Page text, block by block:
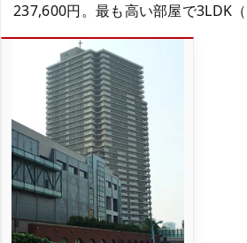
237,600円。最も高い部屋で3LDK